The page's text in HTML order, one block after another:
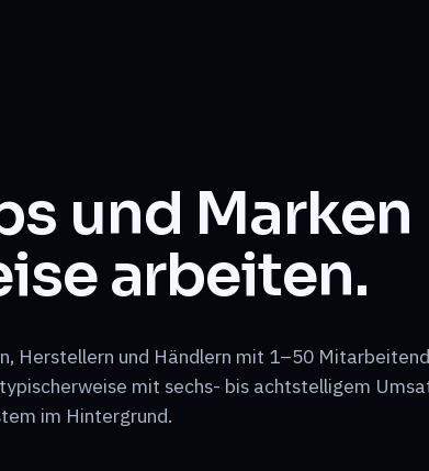
und Marken
arbeiten.
Herstellern und Händlern mit 1–50
mit sechs- bis achtstelligem
im Hintergrund.